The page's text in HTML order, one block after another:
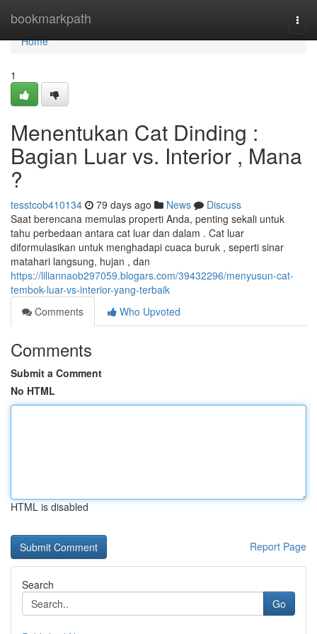
bookmarkpath
Home
Home
1
Menentukan Cat Dinding :
Bagian Luar vs. Interior , Mana
?
tesstcob410134 79 days ago News
Discuss
Saat berencana memulas properti Anda, penting sekali untuk
tahu perbedaan antara cat luar dan dalam . Cat luar
diformulasikan untuk menghadapi cuaca buruk , seperti sinar
matahari langsung, hujan , dan
https://liliannaob297059.blogars.com/39432296/menyusun-cat-
tembok-luar-vs-interior-yang-terbaik
Comments
Who Upvoted
Comments
Submit a Comment
No HTML
HTML is disabled
Report Page
Search
Go